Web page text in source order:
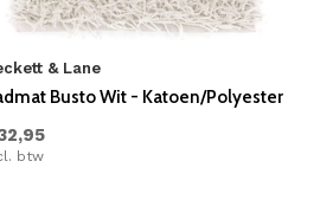
& Lane
Busto Wit - Katoen/Polyester
btw